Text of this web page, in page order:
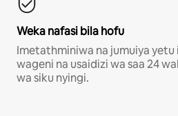
Weka nafasi bila hofu
Imetathminiwa na jumuiya yetu
wageni na usaidizi wa saa 24
wa siku nyingi.